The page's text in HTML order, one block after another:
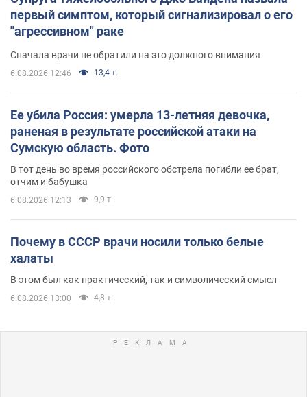
первый симптом, который сигнализировал о его
"агрессивном" раке
Сначала врачи не обратили на это должного внимания
6.08.2026 12:46 13,4 т.
Ее убила Россия: умерла 13-летняя девочка,
раненая в результате российской атаки на
Сумскую область. Фото
В тот день во время российского обстрела погибли ее брат,
отчим и бабушка
6.08.2026 12:13 9,9 т.
Почему в СССР врачи носили только белые
халаты
В этом был как практический, так и символический смысл
6.08.2026 13:00 4,8 т.